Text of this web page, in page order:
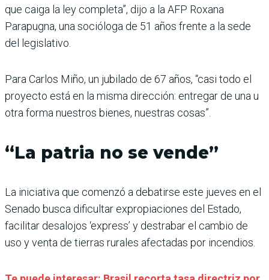
que caiga la ley completa”, dijo a la AFP Roxana
Parapugna, una socióloga de 51 años frente a la sede
del legislativo.
Para Carlos Miño, un jubilado de 67 años, “casi todo el
proyecto está en la misma dirección: entregar de una u
otra forma nuestros bienes, nuestras cosas”.
“La patria no se vende”
La iniciativa que comenzó a debatirse este jueves en el
Senado busca dificultar expropiaciones del Estado,
facilitar desalojos ‘express’ y destrabar el cambio de
uso y venta de tierras rurales afectadas por incendios.